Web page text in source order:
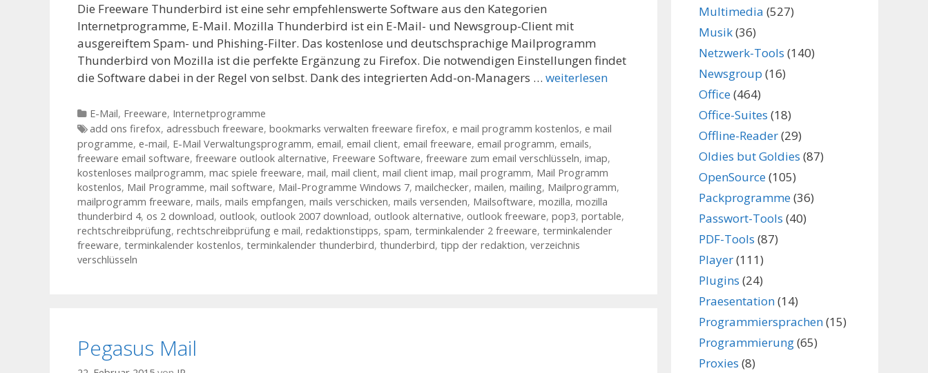
Die Freeware Thunderbird ist eine sehr empfehlenswerte Software aus den Kategorien
Internetprogramme, E-Mail. Mozilla Thunderbird ist ein E-Mail- und Newsgroup-Client mit
ausgereiftem Spam- und Phishing-Filter. Das kostenlose und deutschsprachige Mailprogramm
Thunderbird von Mozilla ist die perfekte Ergänzung zu Firefox. Die notwendigen Einstellungen findet
die Software dabei in der Regel von selbst. Dank des integrierten Add-on-Managers … weiterlesen
Kategorien
E-Mail, Freeware, Internetprogramme
Tags
add ons firefox, adressbuch freeware, bookmarks verwalten freeware firefox, e mail programm kostenlos, e mail
programme, e-mail, E-Mail Verwaltungsprogramm, email, email client, email freeware, email programm, emails,
freeware email software, freeware outlook alternative, Freeware Software, freeware zum email verschlüsseln, imap,
kostenloses mailprogramm, mac spiele freeware, mail, mail client, mail client imap, mail programm, Mail Programm
kostenlos, Mail Programme, mail software, Mail-Programme Windows 7, mailchecker, mailen, mailing, Mailprogramm,
mailprogramm freeware, mails, mails empfangen, mails verschicken, mails versenden, Mailsoftware, mozilla, mozilla
thunderbird 4, os 2 download, outlook, outlook 2007 download, outlook alternative, outlook freeware, pop3, portable,
rechtschreibprüfung, rechtschreibprüfung e mail, redaktionstipps, spam, terminkalender 2 freeware, terminkalender
freeware, terminkalender kostenlos, terminkalender thunderbird, thunderbird, tipp der redaktion, verzeichnis
verschlüsseln
Pegasus Mail
Multimedia (527)
Musik(36)
Netzwerk-Tools (140)
Newsgroup (16)
Office(464)
Office-Suites (18)
Offline-Reader(29)
Oldies but Goldies (87)
OpenSource(105)
Packprogramme(36)
Passwort-Tools (40)
PDF-Tools (87)
Player(111)
Plugins (24)
Praesentation(14)
Programmiersprachen(15)
Programmierung(65)
Proxies (8)